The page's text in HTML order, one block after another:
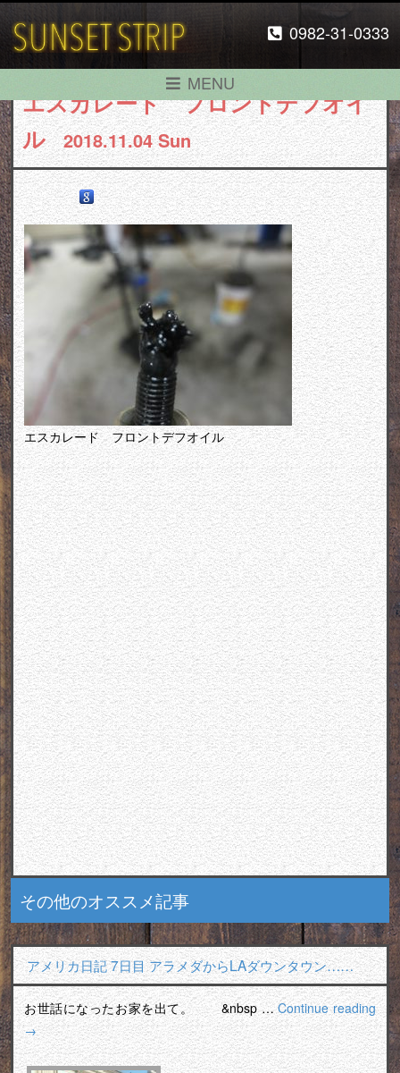
0982-31-0333
MENU
エスカレード フロントデフオイ
ル
2018.11.04 Sun
エスカレード フロントデフオイル
その他のオススメ記事
アメリカ日記 7日目 アラメダからLAダウンタウン……
お世話になったお家を出て。 &nbsp …Continue reading
→